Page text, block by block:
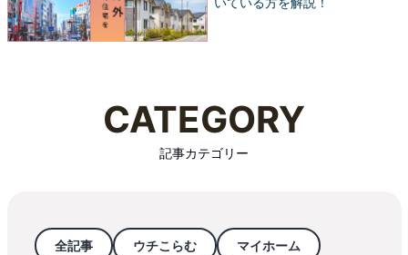
いている方を解説！
CATEGORY
記事カテゴリー
全記事 ウチこらむ マイホーム